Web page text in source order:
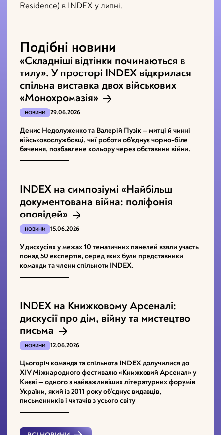
Residence) в INDEX у липні.
Подібні новини
«Складніші відтінки починаються в
тилу». У просторі INDEX відкрилася
спільна виставка двох військових
«Монохромазія»
НОВИНИ 29.06.2026
Денис Недолуженко та Валерій Пузік — митці й чинні
військовослужбовці, чиї роботи об’єднує чорно-біле
бачення, позбавлене кольору через обставини війни.
INDEX на симпозіумі «Найбільш
документована війна: поліфонія
оповідей»
НОВИНИ 15.06.2026
У дискусіях у межах 10 тематичних панелей взяли участь
понад 50 експертів, серед яких були представники
команди та члени спільноти INDEX.
INDEX на Книжковому Арсеналі:
дискусії про дім, війну та мистецтво
письма
НОВИНИ 12.06.2026
Цьогоріч команда та спільнота INDEX долучилися до
XІV Міжнародного фестивалю «Книжковий Арсенал» у
Києві ­— одного з найважливіших літературних форумів
України, який із 2011 року об’єднує видавців,
письменників і читачів з усього світу